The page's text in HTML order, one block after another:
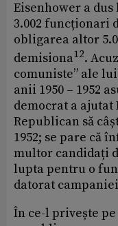
Eisenhower a
3.002 funcționari
obligarea altor
demisiona12.
comuniste” ale
anii 1950 – 1952
democrat a ajutat
Republican să
1952; se pare că
multor candidați
lupta pentru o
datorat
În ce-l privește